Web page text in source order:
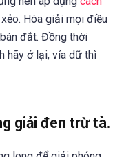
Hóa giải mọi điều
đắt. Đồng thời
hãy ở lại, vía dữ thì
giải đen trừ tà.